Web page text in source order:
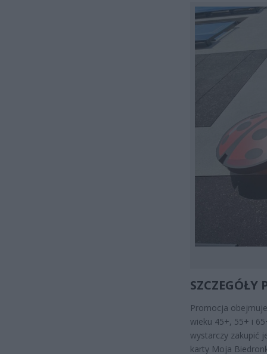
SZCZEGÓŁY
Promocja
wieku 45+, 55+ i
wystarczy zakupić
karty Moja